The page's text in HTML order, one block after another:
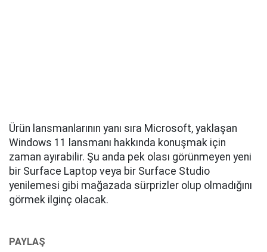
Ürün lansmanlarının yanı sıra Microsoft, yaklaşan
Windows 11 lansmanı hakkında konuşmak için
zaman ayırabilir. Şu anda pek olası görünmeyen yeni
bir Surface Laptop veya bir Surface Studio
yenilemesi gibi mağazada sürprizler olup olmadığını
görmek ilginç olacak.